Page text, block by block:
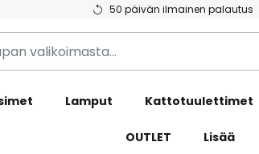
50 päivän ilmainen palautus
Lamput Kattotuulettimet
OUTLET Lisää